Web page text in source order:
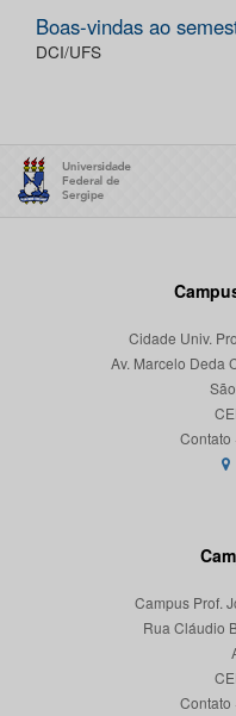
Boas-vindas ao
DCI/UFS
Cidade Univ.
Av. Marcelo Deda
Campus Prof.
Rua Cláudio